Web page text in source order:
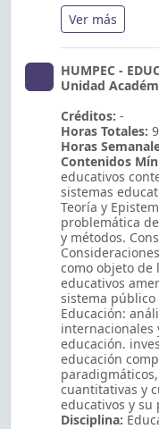
Ver más
HUMPEC -
Unidad
Créditos: -
Horas Totales:
Horas
Contenidos
educativos
sistemas
Teoría y
problemática
y métodos.
como objeto de
educativos
sistema
Educación:
internacionales
educación.
educación
cuantitativas y
educativos y
Disciplina: